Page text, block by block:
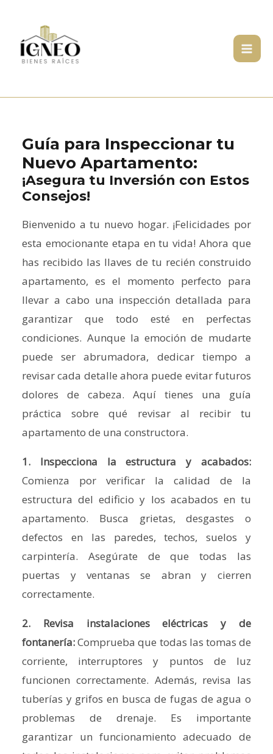
contenido
Guía para Inspeccionar tu
Nuevo Apartamento:
¡Asegura tu Inversión con Estos
Consejos!
Bienvenido a tu nuevo hogar. ¡Felicidades por
esta emocionante etapa en tu vida! Ahora que
has recibido las llaves de tu recién construido
apartamento, es el momento perfecto para
llevar a cabo una inspección detallada para
garantizar que todo esté en perfectas
condiciones. Aunque la emoción de mudarte
puede ser abrumadora, dedicar tiempo a
revisar cada detalle ahora puede evitar futuros
dolores de cabeza. Aquí tienes una guía
práctica sobre qué revisar al recibir tu
apartamento de una constructora.
1. Inspecciona la estructura y acabados:
Comienza por verificar la calidad de la
estructura del edificio y los acabados en tu
apartamento. Busca grietas, desgastes o
defectos en las paredes, techos, suelos y
carpintería. Asegúrate de que todas las
puertas y ventanas se abran y cierren
correctamente.
2. Revisa instalaciones eléctricas y de
fontanería:Comprueba que todas las tomas de
corriente, interruptores y puntos de luz
funcionen correctamente. Además, revisa las
tuberías y grifos en busca de fugas de agua o
problemas de drenaje. Es importante
garantizar un funcionamiento adecuado de
navigation